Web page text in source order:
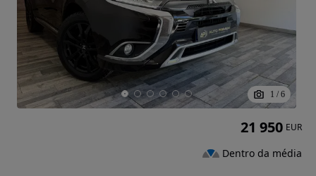
1 / 6
21 950 EUR
Dentro da média